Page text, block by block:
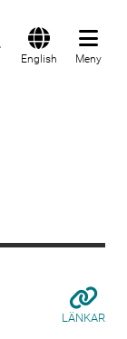
English Meny
LÄNKAR